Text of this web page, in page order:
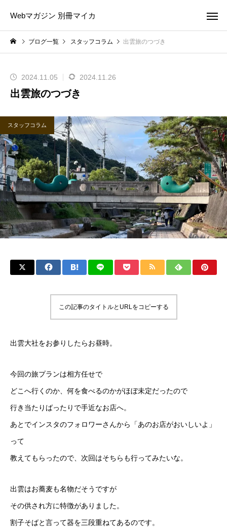
Webマガジン 別冊マイカ
ブログ一覧 スタッフコラム 出雲旅のつづき
2024.11.05 2024.11.26
出雲旅のつづき
スタッフコラム
この記事のタイトルとURLをコピーする
出雲大社をお参りしたらお昼時。
今回の旅プランは相方任せで
どこへ行くのか、何を食べるのかがほぼ未定だったので
行き当たりばったりで手近なお店へ。
あとでインスタのフォロワーさんから「あのお店がおいしいよ」
って
教えてもらったので、次回はそちらも行ってみたいな。
出雲はお蕎麦も名物だそうですが
その供され方に特徴がありました。
割子そばと言って器を三段重ねてあるのです。